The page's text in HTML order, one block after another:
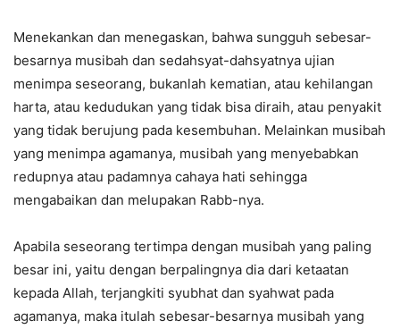
Menekankan dan menegaskan, bahwa sungguh sebesar-
besarnya musibah dan sedahsyat-dahsyatnya ujian
menimpa seseorang, bukanlah kematian, atau kehilangan
harta, atau kedudukan yang tidak bisa diraih, atau penyakit
yang tidak berujung pada kesembuhan. Melainkan musibah
yang menimpa agamanya, musibah yang menyebabkan
redupnya atau padamnya cahaya hati sehingga
mengabaikan dan melupakan Rabb-nya.
Apabila seseorang tertimpa dengan musibah yang paling
besar ini, yaitu dengan berpalingnya dia dari ketaatan
kepada Allah, terjangkiti syubhat dan syahwat pada
agamanya, maka itulah sebesar-besarnya musibah yang